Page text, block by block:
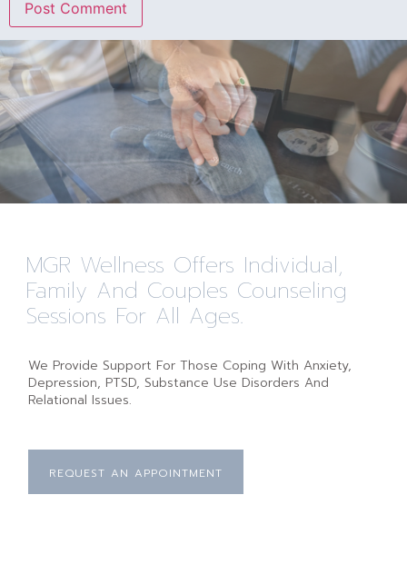
MGR Wellness Offers Individual,
Family And Couples Counseling
Sessions For All Ages.
We Provide Support For Those Coping With Anxiety,
Depression, PTSD, Substance Use Disorders And
Relational Issues.
REQUEST AN APPOINTMENT